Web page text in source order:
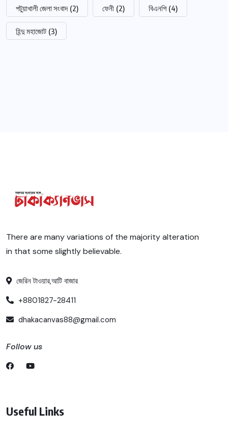
পটুয়াখালী জেলা সংবাদ (2) ফেনী (2) বিএনপি (4)
হিন্দু মহাজোট (3)
There are many variations of the majority alteration
in that some slightly believable.
জেরিন টাওয়ার,আটি বাজার
+8801827-28411
dhakacanvas88@gmail.com
Follow us
Useful Links